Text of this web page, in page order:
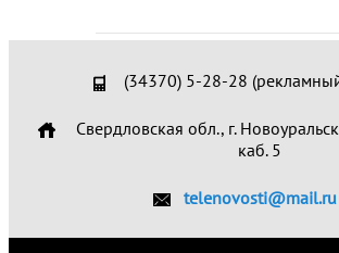
(34370) 5-28-28
Свердловская обл., г.
каб. 5
telenovosti@mail.ru